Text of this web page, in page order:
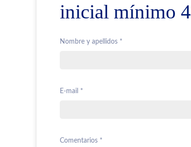
inicial mínimo
Nombre y apellidos *
E-mail *
Comentarios *